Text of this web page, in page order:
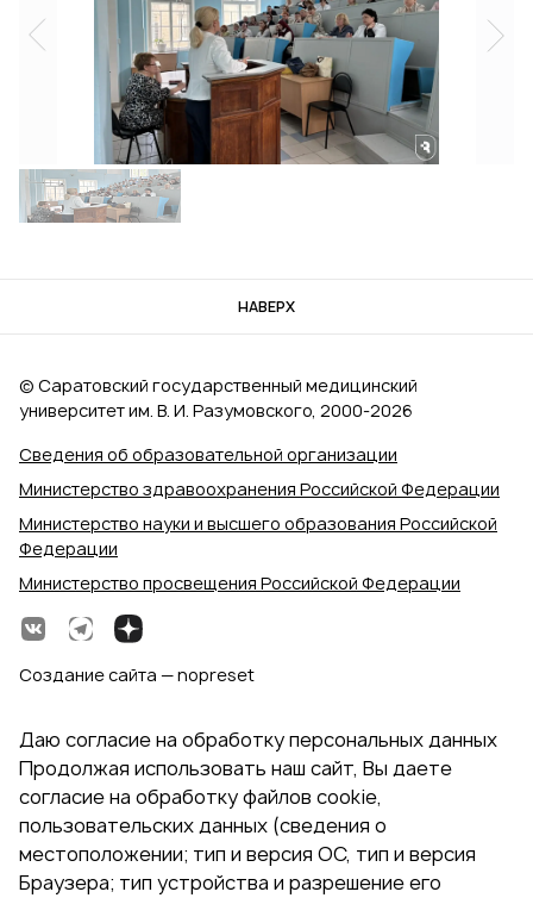
НАВЕРХ
Сведения об образовательной организации
Министерство здравоохранения Российской Федерации
Министерство науки и высшего образования Российской
Федерации
Министерство просвещения Российской Федерации
© Саратовский государственный медицинский
университет им. В. И. Разумовского, 2000‑2026
Создание сайта — nopreset
Даю согласие на обработку персональных данных
Продолжая использовать наш сайт, Вы даете
согласие на обработку файлов cookie,
пользовательских данных (сведения о
местоположении; тип и версия ОС, тип и версия
Браузера; тип устройства и разрешение его